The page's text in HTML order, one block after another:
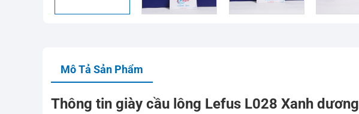
Mô Tả Sản Phẩm
Thông tin giày cầu lông Lefus L028 Xanh dương